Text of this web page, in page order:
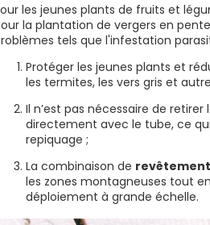
les jeunes plants de fruits et
la plantation de vergers en
tels que l'infestation
Protéger les jeunes plants et
les termites, les vers gris et
Il n’est pas nécessaire de
directement avec le tube, ce
repiquage ;
La combinaison de
les zones montagneuses tout
déploiement à grande échelle.